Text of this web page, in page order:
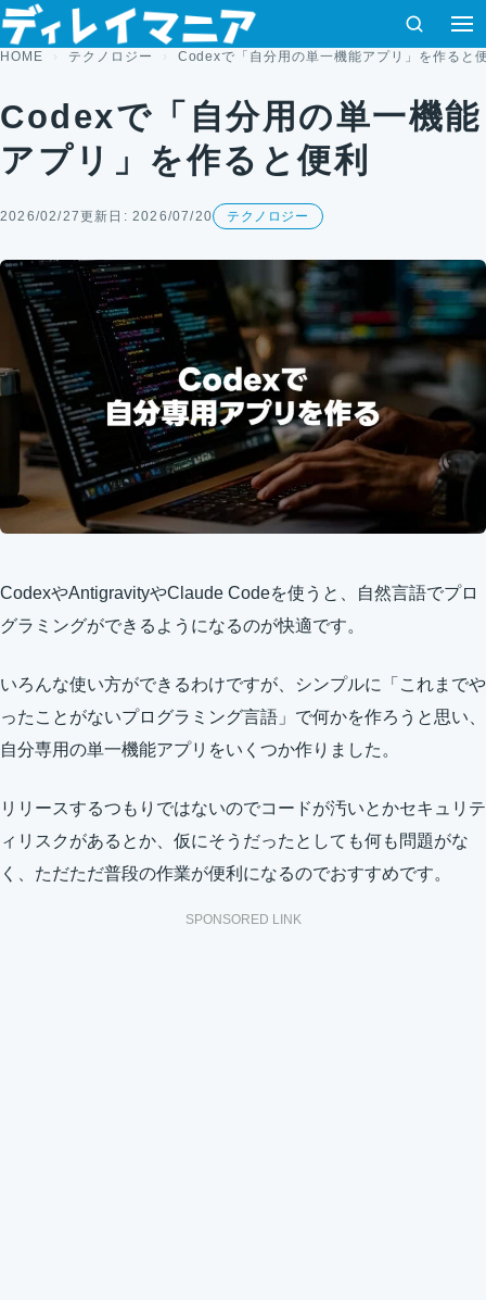
コンテンツへスキップ
検索
HOME テクノロジー Codexで「自分用の単一機能アプリ」を作ると
Codexで「自分用の単一機能
アプリ」を作ると便利
2026/02/27更新日: 2026/07/20 テクノロジー
CodexやAntigravityやClaude Codeを使うと、自然言語でプロ
グラミングができるようになるのが快適です。
いろんな使い方ができるわけですが、シンプルに「これまでや
ったことがないプログラミング言語」で何かを作ろうと思い、
自分専用の単一機能アプリをいくつか作りました。
リリースするつもりではないのでコードが汚いとかセキュリテ
ィリスクがあるとか、仮にそうだったとしても何も問題がな
く、ただただ普段の作業が便利になるのでおすすめです。
SPONSORED LINK